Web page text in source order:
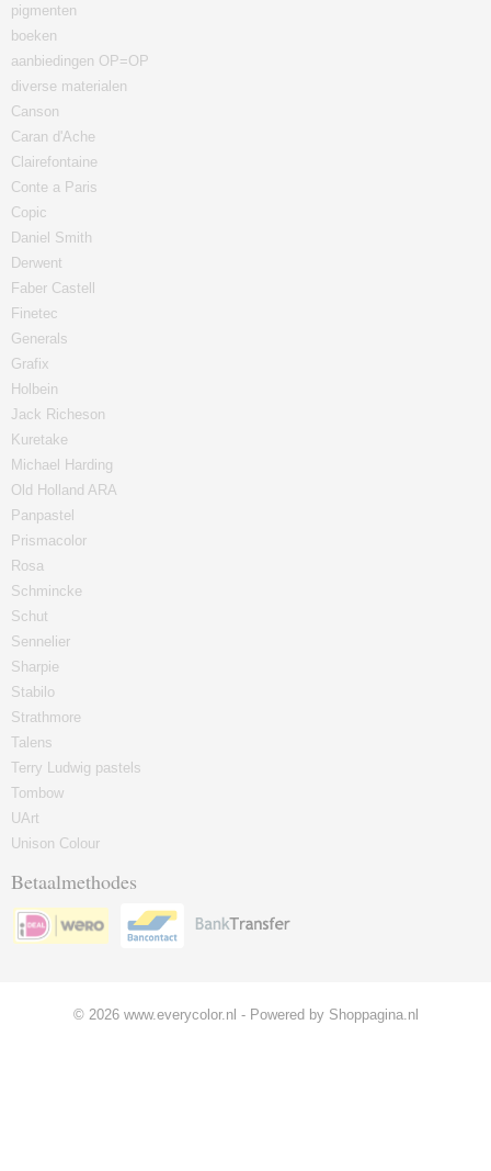
pigmenten
boeken
aanbiedingen OP=OP
diverse materialen
Canson
Caran d'Ache
Clairefontaine
Conte a Paris
Copic
Daniel Smith
Derwent
Faber Castell
Finetec
Generals
Grafix
Holbein
Jack Richeson
Kuretake
Michael Harding
Old Holland ARA
Panpastel
Prismacolor
Rosa
Schmincke
Schut
Sennelier
Sharpie
Stabilo
Strathmore
Talens
Terry Ludwig pastels
Tombow
UArt
Unison Colour
Betaalmethodes
© 2026 www.everycolor.nl - Powered by Shoppagina.nl